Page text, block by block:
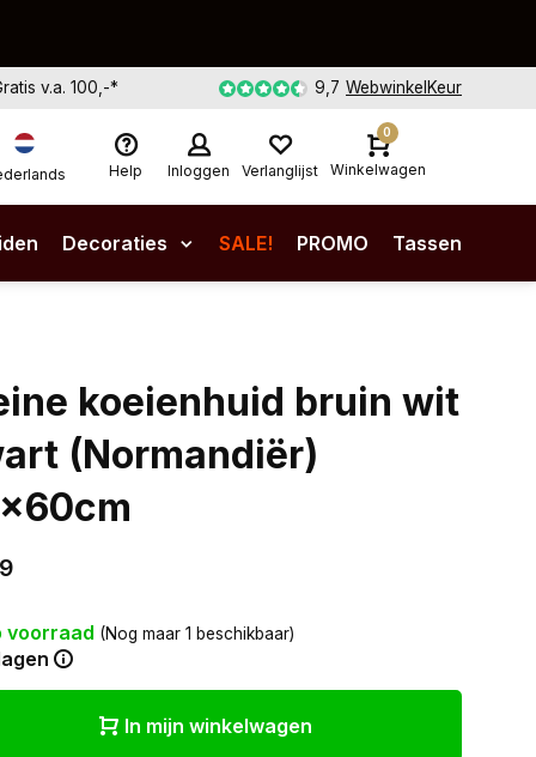
v.a. 100,-* 9,7 WebwinkelKeur
Help Inloggen Verlanglijst
0
Winkelwagen
Decoraties SALE! PROMO Tassen
koeienhuid bruin wit
(Normandiër)
voorraad (Nog maar 1 beschikbaar)
In mijn winkelwagen